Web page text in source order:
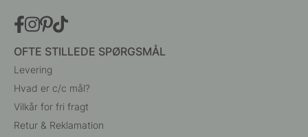
OFTE STILLEDE SPØRGSMÅL
Levering
Hvad er c/c mål?
Vilkår for fri fragt
Retur & Reklamation